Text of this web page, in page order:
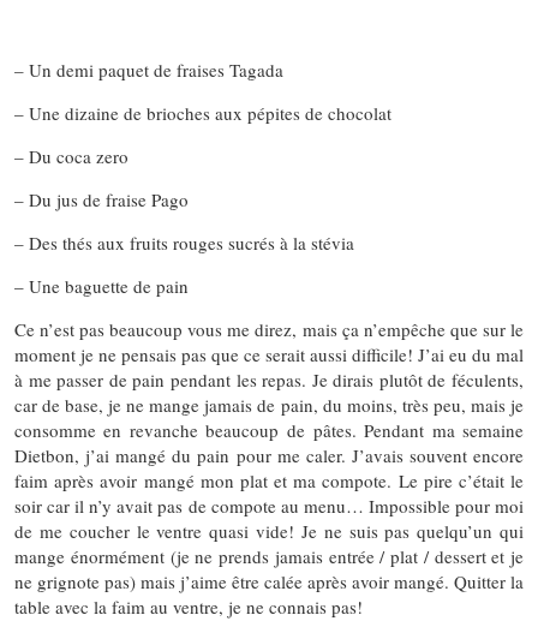
– Un demi paquet de fraises Tagada
– Une dizaine de brioches aux pépites de chocolat
– Du coca zero
– Du jus de fraise Pago
– Des thés aux fruits rouges sucrés à la stévia
– Une baguette de pain
Ce n’est pas beaucoup vous me direz, mais ça n’empêche que sur le
moment je ne pensais pas que ce serait aussi difficile! J’ai eu du mal
à me passer de pain pendant les repas. Je dirais plutôt de féculents,
car de base, je ne mange jamais de pain, du moins, très peu, mais je
consomme en revanche beaucoup de pâtes. Pendant ma semaine
Dietbon, j’ai mangé du pain pour me caler. J’avais souvent encore
faim après avoir mangé mon plat et ma compote. Le pire c’était le
soir car il n’y avait pas de compote au menu… Impossible pour moi
de me coucher le ventre quasi vide! Je ne suis pas quelqu’un qui
mange énormément (je ne prends jamais entrée / plat / dessert et je
ne grignote pas) mais j’aime être calée après avoir mangé. Quitter la
table avec la faim au ventre, je ne connais pas!